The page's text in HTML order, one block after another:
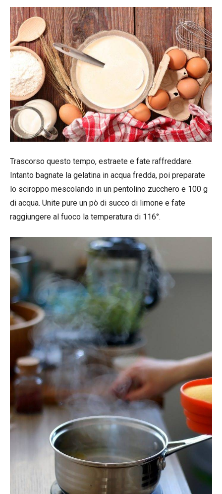
Trascorso questo tempo, estraete e fate raffreddare.
Intanto bagnate la gelatina in acqua fredda, poi preparate
lo sciroppo mescolando in un pentolino zucchero e 100 g
di acqua. Unite pure un pò di succo di limone e fate
raggiungere al fuoco la temperatura di 116°.